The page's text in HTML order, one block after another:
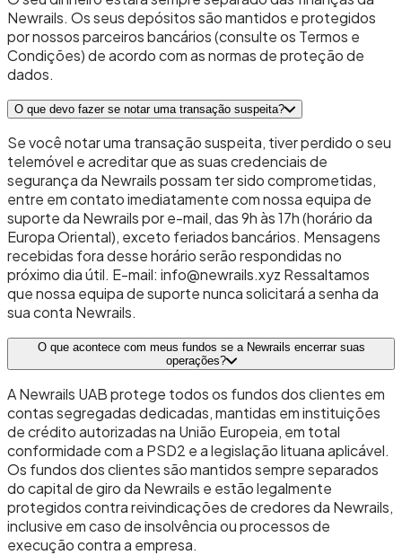
Newrails. Os seus depósitos são mantidos e protegidos
por nossos parceiros bancários (consulte os Termos e
Condições) de acordo com as normas de proteção de
dados.
O que devo fazer se notar uma transação suspeita?
Se você notar uma transação suspeita, tiver perdido o seu
telemóvel e acreditar que as suas credenciais de
segurança da Newrails possam ter sido comprometidas,
entre em contato imediatamente com nossa equipa de
suporte da Newrails por e-mail, das 9h às 17h (horário da
Europa Oriental), exceto feriados bancários. Mensagens
recebidas fora desse horário serão respondidas no
próximo dia útil. E-mail: info@newrails.xyz Ressaltamos
que nossa equipa de suporte nunca solicitará a senha da
sua conta Newrails.
O que acontece com meus fundos se a Newrails encerrar suas
operações?
A Newrails UAB protege todos os fundos dos clientes em
contas segregadas dedicadas, mantidas em instituições
de crédito autorizadas na União Europeia, em total
conformidade com a PSD2 e a legislação lituana aplicável.
Os fundos dos clientes são mantidos sempre separados
do capital de giro da Newrails e estão legalmente
protegidos contra reivindicações de credores da Newrails,
inclusive em caso de insolvência ou processos de
execução contra a empresa.